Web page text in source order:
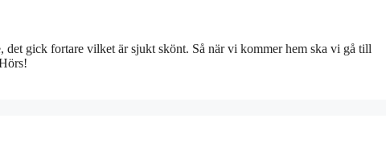
gick fortare vilket är sjukt skönt. Så när vi kommer hem ska vi gå till